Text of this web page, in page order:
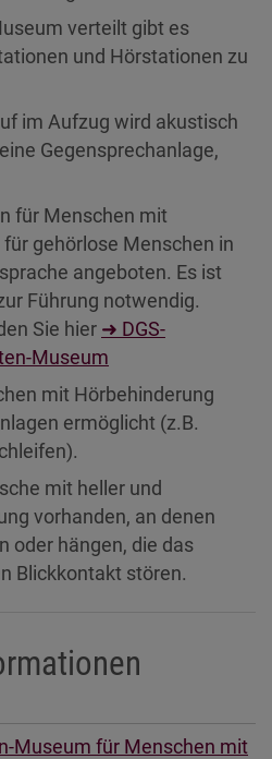
für die Auswertung der
gespeicherten Daten werden
Servern gespeichert. Eine
Wir verwenden die Funktion
Ihrer IP-Adresse, so dass diese gekürzt
Datenschutzmodus. Dieser Modus
keine Informationen über die
bevor diese sich das Video
den Seiten dieser Website
wie z.B. Google Maps sein
Website.
verteilt gibt es
und Hörstationen zu
im Aufzug wird akustisch
Gegensprechanlage,
für Menschen mit
gehörlose Menschen in
angeboten. Es ist
Führung notwendig.
Sie hier ➜ DGS-
Museum
mit Hörbehinderung
ermöglicht (z.B.
mit heller und
vorhanden, an denen
oder hängen, die das
Blickkontakt stören.
Museum für Menschen mit